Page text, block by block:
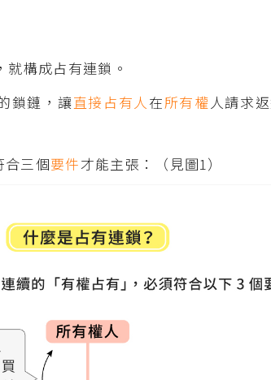
就構成占有連鎖。
鎖鏈，讓直接占有人 在所有權人請求
合三個要件才能主張：（見圖1）